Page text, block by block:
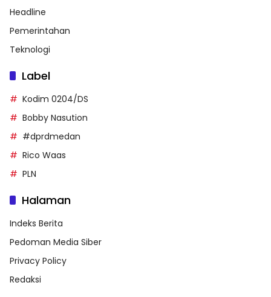
Headline
Pemerintahan
Teknologi
Label
Kodim 0204/DS
Bobby Nasution
#dprdmedan
Rico Waas
PLN
Halaman
Indeks Berita
Pedoman Media Siber
Privacy Policy
Redaksi